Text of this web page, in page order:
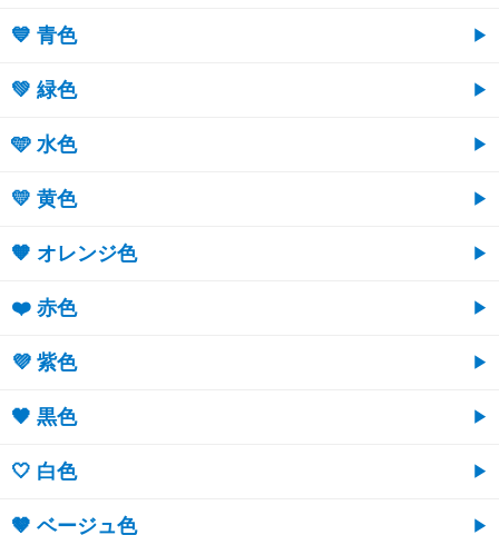
💙 青色
💚 緑色
🩵 水色
💛 黄色
🧡 オレンジ色
❤️ 赤色
💜 紫色
🖤 黒色
🤍 白色
🤎 ベージュ色